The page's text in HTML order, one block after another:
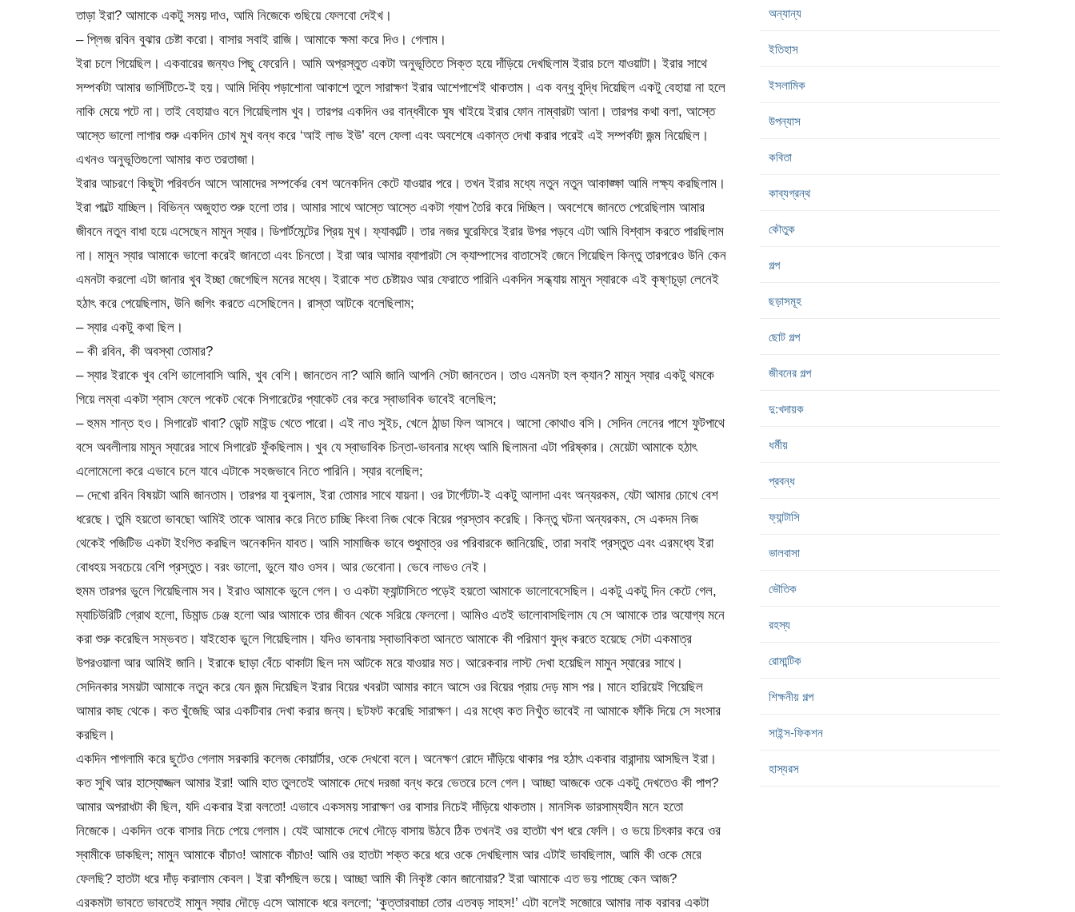
তাড়া ইরা? আমাকে একটু সময় দাও, আমি নিজেকে গুছিয়ে ফেলবো দেইখ।
– প্লিজ রবিন বুঝার চেষ্টা করো। বাসার সবাই রাজি। আমাকে ক্ষমা করে দিও। গেলাম।
ইরা চলে গিয়েছিল। একবারের জন্যও পিছু ফেরেনি। আমি অপ্রস্তুত একটা অনুভূতিতে সিক্ত হয়ে দাঁড়িয়ে দেখছিলাম ইরার চলে যাওয়াটা। ইরার সাথে
সম্পর্কটা আমার ভার্সিটিতে-ই হয়। আমি দিব্যি পড়াশোনা আকাশে তুলে সারাক্ষণ ইরার আশেপাশেই থাকতাম। এক বন্ধু বুদ্ধি দিয়েছিল একটু বেহায়া না হলে
নাকি মেয়ে পটে না। তাই বেহায়াও বনে গিয়েছিলাম খুব। তারপর একদিন ওর বান্ধবীকে ঘুষ খাইয়ে ইরার ফোন নাম্বারটা আনা। তারপর কথা বলা, আস্তে
আস্তে ভালো লাগার শুরু একদিন চোখ মুখ বন্ধ করে ‘আই লাভ ইউ’ বলে ফেলা এবং অবশেষে একান্ত দেখা করার পরেই এই সম্পর্কটা জন্ম নিয়েছিল।
এখনও অনুভূতিগুলো আমার কত তরতাজা।
ইরার আচরণে কিছুটা পরিবর্তন আসে আমাদের সম্পর্কের বেশ অনেকদিন কেটে যাওয়ার পরে। তখন ইরার মধ্যে নতুন নতুন আকাঙ্ক্ষা আমি লক্ষ্য করছিলাম।
ইরা পাল্টে যাচ্ছিল। বিভিন্ন অজুহাত শুরু হলো তার। আমার সাথে আস্তে আস্তে একটা গ্যাপ তৈরি করে দিচ্ছিল। অবশেষে জানতে পেরেছিলাম আমার
জীবনে নতুন বাধা হয়ে এসেছেন মামুন স্যার। ডিপার্টমেন্টের প্রিয় মুখ। ফ্যাকাল্টি। তার নজর ঘুরেফিরে ইরার উপর পড়বে এটা আমি বিশ্বাস করতে পারছিলাম
না। মামুন স্যার আমাকে ভালো করেই জানতো এবং চিনতো। ইরা আর আমার ব্যাপারটা সে ক্যাম্পাসের বাতাসেই জেনে গিয়েছিল কিন্তু তারপরেও উনি কেন
এমনটা করলো এটা জানার খুব ইচ্ছা জেগেছিল মনের মধ্যে। ইরাকে শত চেষ্টায়ও আর ফেরাতে পারিনি একদিন সন্ধ্যায় মামুন স্যারকে এই কৃষ্ণচূড়া লেনেই
হঠাৎ করে পেয়েছিলাম, উনি জগিং করতে এসেছিলেন। রাস্তা আটকে বলেছিলাম;
– স্যার একটু কথা ছিল।
– কী রবিন, কী অবস্থা তোমার?
– স্যার ইরাকে খুব বেশি ভালোবাসি আমি, খুব বেশি। জানতেন না? আমি জানি আপনি সেটা জানতেন। তাও এমনটা হল ক্যান? মামুন স্যার একটু থমকে
গিয়ে লম্বা একটা শ্বাস ফেলে পকেট থেকে সিগারেটের প্যাকেট বের করে স্বাভাবিক ভাবেই বলেছিল;
– হুমম শান্ত হও। সিগারেট খাবা? ডোন্ট মাইন্ড খেতে পারো। এই নাও সুইচ, খেলে ঠান্ডা ফিল আসবে। আসো কোথাও বসি। সেদিন লেনের পাশে ফুটপাথে
বসে অবলীলায় মামুন স্যারের সাথে সিগারেট ফুঁকছিলাম। খুব যে স্বাভাবিক চিন্তা-ভাবনার মধ্যে আমি ছিলামনা এটা পরিষ্কার। মেয়েটা আমাকে হঠাৎ
এলোমেলো করে এভাবে চলে যাবে এটাকে সহজভাবে নিতে পারিনি। স্যার বলেছিল;
– দেখো রবিন বিষয়টা আমি জানতাম। তারপর যা বুঝলাম, ইরা তোমার সাথে যায়না। ওর টার্গেটটা-ই একটু আলাদা এবং অন্যরকম, যেটা আমার চোখে বেশ
ধরেছে। তুমি হয়তো ভাবছো আমিই তাকে আমার করে নিতে চাচ্ছি কিংবা নিজ থেকে বিয়ের প্রস্তাব করেছি। কিন্তু ঘটনা অন্যরকম, সে একদম নিজ
থেকেই পজিটিভ একটা ইংগিত করছিল অনেকদিন যাবত। আমি সামাজিক ভাবে শুধুমাত্র ওর পরিবারকে জানিয়েছি, তারা সবাই প্রস্তুত এবং এরমধ্যে ইরা
বোধহয় সবচেয়ে বেশি প্রস্তুত। বরং ভালো, ভুলে যাও ওসব। আর ভেবোনা। ভেবে লাভও নেই।
হুমম তারপর ভুলে গিয়েছিলাম সব। ইরাও আমাকে ভুলে গেল। ও একটা ফ্যান্টাসিতে পড়েই হয়তো আমাকে ভালোবেসেছিল। একটু একটু দিন কেটে গেল,
ম্যাচিউরিটি গ্রোথ হলো, ডিমান্ড চেঞ্জ হলো আর আমাকে তার জীবন থেকে সরিয়ে ফেললো। আমিও এতই ভালোবাসছিলাম যে সে আমাকে তার অযোগ্য মনে
করা শুরু করেছিল সম্ভবত। যাইহোক ভুলে গিয়েছিলাম। যদিও ভাবনায় স্বাভাবিকতা আনতে আমাকে কী পরিমাণ যুদ্ধ করতে হয়েছে সেটা একমাত্র
উপরওয়ালা আর আমিই জানি। ইরাকে ছাড়া বেঁচে থাকাটা ছিল দম আটকে মরে যাওয়ার মত। আরেকবার লাস্ট দেখা হয়েছিল মামুন স্যারের সাথে।
সেদিনকার সময়টা আমাকে নতুন করে যেন জন্ম দিয়েছিল ইরার বিয়ের খবরটা আমার কানে আসে ওর বিয়ের প্রায় দেড় মাস পর। মানে হারিয়েই গিয়েছিল
আমার কাছ থেকে। কত খুঁজেছি আর একটিবার দেখা করার জন্য। ছটফট করেছি সারাক্ষণ। এর মধ্যে কত নিখুঁত ভাবেই না আমাকে ফাঁকি দিয়ে সে সংসার
করছিল।
একদিন পাগলামি করে ছুটেও গেলাম সরকারি কলেজ কোয়ার্টার, ওকে দেখবো বলে। অনেক্ষণ রোদে দাঁড়িয়ে থাকার পর হঠাৎ একবার বারান্দায় আসছিল ইরা।
কত সুখি আর হাস্যোজ্জল আমার ইরা! আমি হাত তুলতেই আমাকে দেখে দরজা বন্ধ করে ভেতরে চলে গেল। আচ্ছা আজকে ওকে একটু দেখতেও কী পাপ?
আমার অপরাধটা কী ছিল, যদি একবার ইরা বলতো! এভাবে একসময় সারাক্ষণ ওর বাসার নিচেই দাঁড়িয়ে থাকতাম। মানসিক ভারসাম্যহীন মনে হতো
নিজেকে। একদিন ওকে বাসার নিচে পেয়ে গেলাম। যেই আমাকে দেখে দৌড়ে বাসায় উঠবে ঠিক তখনই ওর হাতটা খপ ধরে ফেলি। ও ভয়ে চিৎকার করে ওর
স্বামীকে ডাকছিল; মামুন আমাকে বাঁচাও! আমাকে বাঁচাও! আমি ওর হাতটা শক্ত করে ধরে ওকে দেখছিলাম আর এটাই ভাবছিলাম, আমি কী ওকে মেরে
ফেলছি? হাতটা ধরে দাঁড় করালাম কেবল। ইরা কাঁপছিল ভয়ে। আচ্ছা আমি কী নিকৃষ্ট কোন জানোয়ার? ইরা আমাকে এত ভয় পাচ্ছে কেন আজ?
এরকমটা ভাবতে ভাবতেই মামুন স্যার দৌড়ে এসে আমাকে ধরে বললো; ‘কুত্তারবাচ্চা তোর এতবড় সাহস!’ এটা বলেই সজোরে আমার নাক বরাবর একটা
অন্যান্য
ইতিহাস
ইসলামিক
উপন্যাস
কবিতা
কাব্যগ্রন্থ
কৌতুক
গল্প
ছড়াসমূহ
ছোট গল্প
জীবনের গল্প
দু:খদায়ক
ধর্মীয়
প্রবন্ধ
ফ্যান্টাসি
ভালবাসা
ভৌতিক
রহস্য
রোমান্টিক
শিক্ষনীয় গল্প
সাইন্স-ফিকশন
হাস্যরস